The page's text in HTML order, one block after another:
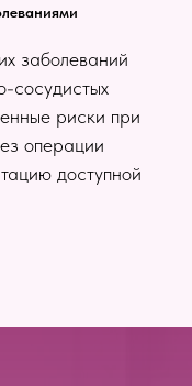
заболеваний
сосудистых
риски при
операции
доступной